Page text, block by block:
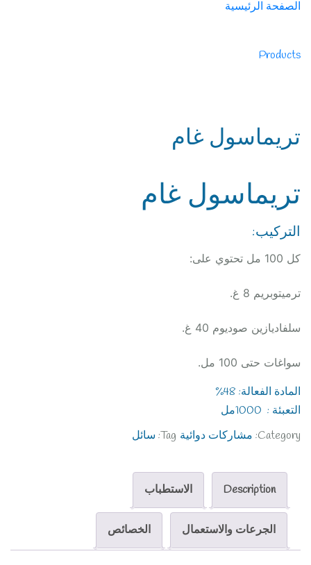
الصفحة الرئيسية
Products
تريماسول غام
تريماسول غام
التركيب:
كل 100 مل تحتوي على:
ترميتوبريم 8 غ.
سلفاديازين صوديوم 40 غ.
سواغات حتى 100 مل.
المادة الفعالة: 48%
التعبئة : 1000مل
Category: مشاركات دوائية Tag: سائل
Description الاستطباب
الجرعات والاستعمال الخصائص